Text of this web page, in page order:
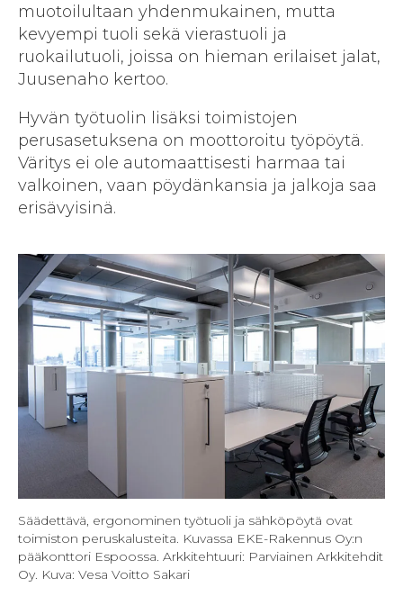
muotoilultaan yhdenmukainen, mutta
kevyempi tuoli sekä vierastuoli ja
ruokailutuoli, joissa on hieman erilaiset jalat,
Juusenaho kertoo.
Hyvän työtuolin lisäksi toimistojen
perusasetuksena on moottoroitu työpöytä.
Väritys ei ole automaattisesti harmaa tai
valkoinen, vaan pöydän­kansia ja jalkoja saa
erisävyisinä.
Säädettävä, ergonominen työtuoli ja sähköpöytä ovat
toimiston peruskalusteita. Kuvassa EKE-Rakennus Oy:n
pääkonttori Espoossa. Arkkitehtuuri: Parviainen Arkkitehdit
Oy. Kuva: Vesa Voitto Sakari